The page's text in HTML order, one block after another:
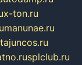
x-ton.ru
manunae.ru
tajuncos.ru
splclub.ru